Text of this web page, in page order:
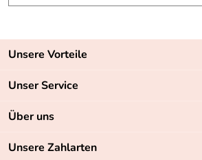
Unsere Vorteile
Zahlungsarten: Vorkasse, PayPal,
Unser Service
Kontakt
Retourenabwicklung
Über uns
Unsere Bestseller
Unsere Zahlarten